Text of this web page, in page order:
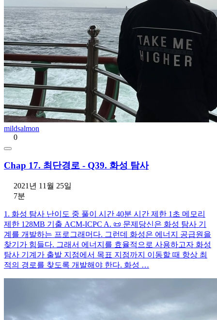
mildsalmon
0
Chap 17. 최단경로 - Q39. 화성 탐사
2021년 11월 25일
7분
1. 화성 탐사 난이도 중 풀이 시간 40분 시간 제한 1초 메모리
제한 128MB 기출 ACM-ICPC A. 📜 문제당신은 화성 탐사 기
계를 개발하는 프로그래머다. 그런데 화성은 에너지 공급원을
찾기가 힘들다. 그래서 에너지를 효율적으로 사용하고자 화성
탐사 기계가 출발 지점에서 목표 지점까지 이동할 때 항상 최
적의 경로를 찾도록 개발해야 한다. 화성 …